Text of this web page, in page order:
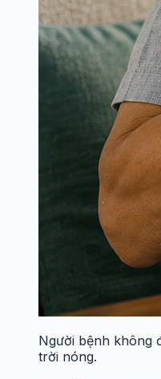
Người bệnh không
trời nóng.